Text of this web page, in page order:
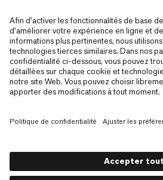
—
Sitemap
Cookies
Mentions Légales
Politique de confidentialité des données